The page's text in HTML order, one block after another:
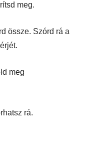
meg.
össze. Szórd rá a
meg
rá.